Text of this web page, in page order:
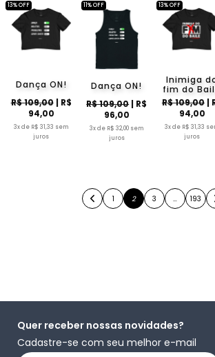
Dança ON!
R$ 109,00| R$
94,00
3x de R$ 31,33 sem
juros
13% OFF
Dança ON!
R$ 109,00| R$
96,00
3x de R$ 32,00 sem
juros
11% OFF
Inimiga
fim do
R$ 109,00|
94,00
3x de R$ 31,33
juros
13% OFF
1 2 3 … 193
Quer receber nossas novidades?
Cadastre-se com seu melhor e-mail